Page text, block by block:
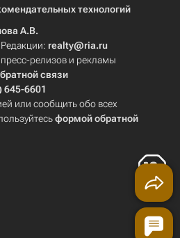
технологий
А.В.
realty@ria.ru
релизов и рекламы
связи
645-6601
или сообщить обо всех
формой обратной